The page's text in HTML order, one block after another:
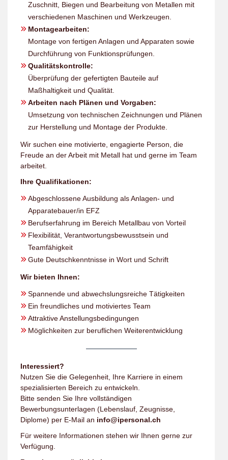
Zuschnitt, Biegen und Bearbeitung von Metallen mit
verschiedenen Maschinen und Werkzeugen.
Montagearbeiten:
Montage von fertigen Anlagen und Apparaten sowie
Durchführung von Funktionsprüfungen.
Qualitätskontrolle:
Überprüfung der gefertigten Bauteile auf
Maßhaltigkeit und Qualität.
Arbeiten nach Plänen und Vorgaben:
Umsetzung von technischen Zeichnungen und Plänen
zur Herstellung und Montage der Produkte.
Wir suchen eine motivierte, engagierte Person, die
Freude an der Arbeit mit Metall hat und gerne im Team
arbeitet.
Ihre Qualifikationen:
Abgeschlossene Ausbildung als Anlagen- und
Apparatebauer/in EFZ
Berufserfahrung im Bereich Metallbau von Vorteil
Flexibilität, Verantwortungsbewusstsein und
Teamfähigkeit
Gute Deutschkenntnisse in Wort und Schrift
Wir bieten Ihnen:
Spannende und abwechslungsreiche Tätigkeiten
Ein freundliches und motiviertes Team
Attraktive Anstellungsbedingungen
Möglichkeiten zur beruflichen Weiterentwicklung
Interessiert?
Nutzen Sie die Gelegenheit, Ihre Karriere in einem
spezialisierten Bereich zu entwickeln.
Bitte senden Sie Ihre vollständigen
Bewerbungsunterlagen (Lebenslauf, Zeugnisse,
Diplome) per E-Mail an info@ipersonal.ch
Für weitere Informationen stehen wir Ihnen gerne zur
Verfügung.